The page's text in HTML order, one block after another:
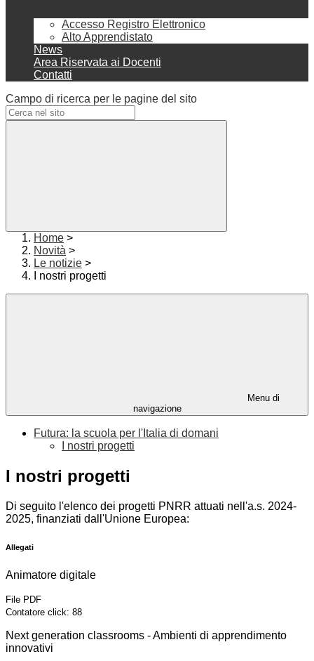
Accesso Registro Elettronico
Alto Apprendistato
News
Area Riservata ai Docenti
Contatti
Campo di ricerca per le pagine del sito
Home >
Novità >
Le notizie >
I nostri progetti
Menu di
navigazione
Futura: la scuola per l'Italia di domani
I nostri progetti
I nostri progetti
Di seguito l'elenco dei progetti PNRR attuati nell'a.s. 2024-
2025, finanziati dall'Unione Europea:
Allegati
Animatore digitale
File PDF
Contatore click: 88
Next generation classrooms - Ambienti di apprendimento
innovativi